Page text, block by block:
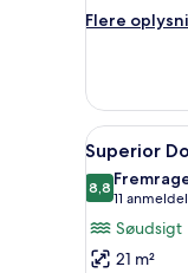
Flere
Flere
delvis
søudsigt
Indlæs
alle
billeder
af
Superior
7
Superior
8,88,8 ud af 10
11
(11
Søudsigt
21 m²